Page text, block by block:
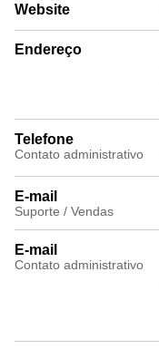
Website
Endereço
Telefone
Contato administrativo
E-mail
Suporte / Vendas
E-mail
Contato administrativo